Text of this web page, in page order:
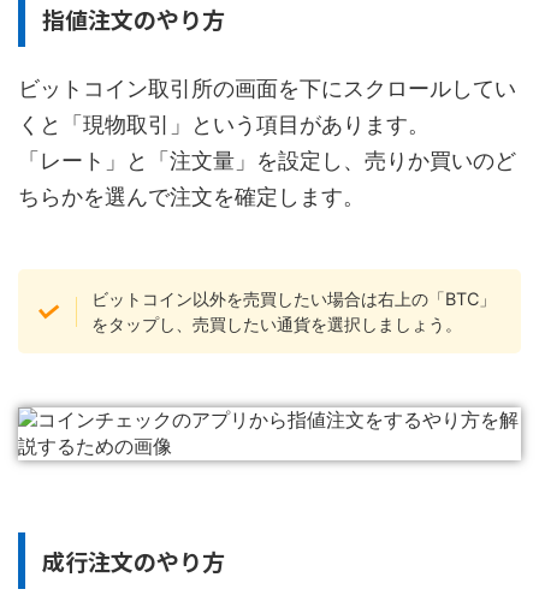
指値注文のやり方
ビットコイン取引所の画面を下にスクロールしてい
くと「現物取引」という項目があります。
「レート」と「注文量」を設定し、売りか買いのど
ちらかを選んで注文を確定します。
ビットコイン以外を売買したい場合は右上の「BTC」
をタップし、売買したい通貨を選択しましょう。
成行注文のやり方